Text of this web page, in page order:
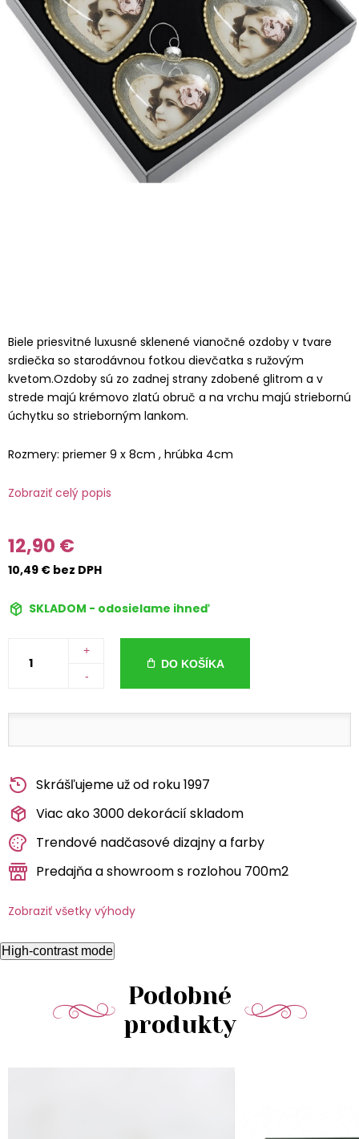
Biele priesvitné luxusné sklenené vianočné ozdoby v tvare
srdiečka so starodávnou fotkou dievčatka s ružovým
kvetom.Ozdoby sú zo zadnej strany zdobené glitrom a v
strede majú krémovo zlatú obruč a na vrchu majú striebornú
úchytku so strieborným lankom.
Rozmery: priemer 9 x 8cm , hrúbka 4cm
Zobraziť celý popis
12,90 €
10,49 € bez DPH
SKLADOM - odosielame ihneď
+
-
DO KOŠÍKA
Skrášľujeme už od roku 1997
Viac ako 3000 dekorácií skladom
Trendové nadčasové dizajny a farby
Predajňa a showroom s rozlohou 700m2
Zobraziť všetky výhody
High-contrast mode
Podobné
produkty